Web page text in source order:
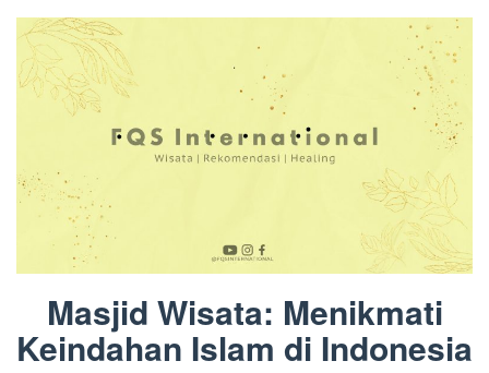
Masjid Wisata: Menikmati
Keindahan Islam di Indonesia